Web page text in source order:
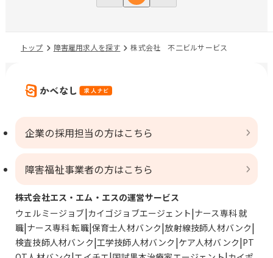
トップ 障害雇用求人を探す 株式会社 不二ビルサービス
企業の採用担当の方はこちら
障害福祉事業者の方はこちら
株式会社エス・エム・エスの運営サービス
ウェルミージョブ カイゴジョブエージェント ナース専科 就
職 ナース専科 転職 保育士人材バンク 放射線技師人材バンク
検査技師人材バンク 工学技師人材バンク ケア人材バンク PT